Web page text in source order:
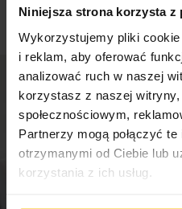
Niniejsza strona korzysta z
Wykorzystujemy pliki
i reklam, aby oferować
analizować ruch w naszej
korzystasz z naszej
społecznościowym,
Partnerzy mogą połączyć
otrzymanymi od Ciebie lub
korzystania z ich usług.